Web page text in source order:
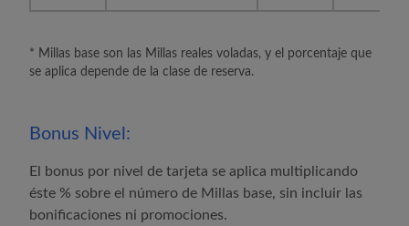
* Millas base son las Millas reales voladas, y el porcentaje que
se aplica depende de la clase de reserva.
Bonus Nivel:
El bonus por nivel de tarjeta se aplica multiplicando
éste % sobre el número de Millas base, sin incluir las
bonificaciones ni promociones.